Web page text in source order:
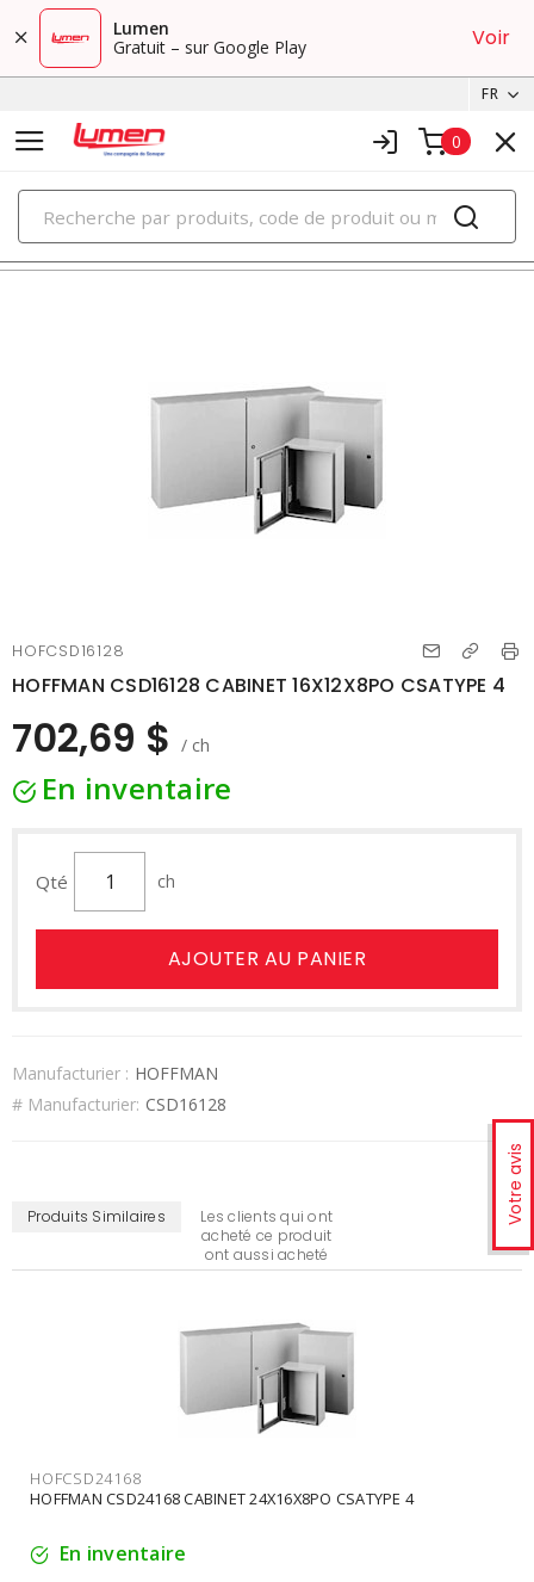
Lumen
Gratuit – sur Google Play
Voir
FR
0
PRODUITS
métallique
Votre avis
HOFCSD16128
HOFFMAN CSD16128 CABINET 16X12X8PO CSATYPE 4
702,69 $ / ch
En inventaire
Qté ch
AJOUTER AU PANIER
Manufacturier : HOFFMAN
# Manufacturier: CSD16128
Produits Similaires
Les clients qui ont
acheté ce produit
ont aussi acheté
HOFCSD24168
HOFFMAN CSD24168 CABINET 24X16X8PO CSATYPE 4
En inventaire